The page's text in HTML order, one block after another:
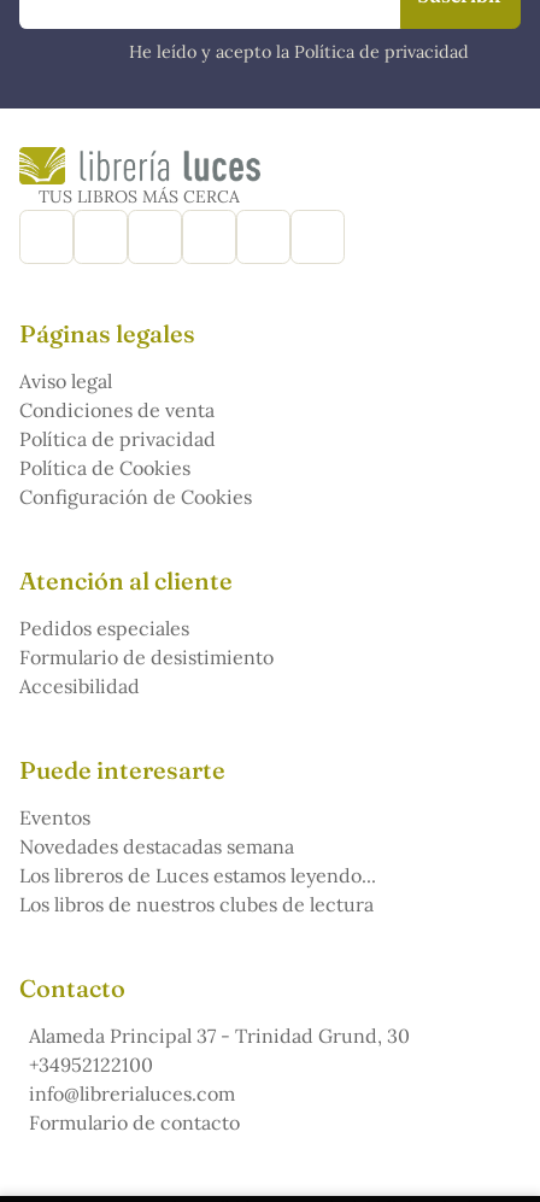
He leído y acepto la Política de privacidad
TUS LIBROS MÁS CERCA
Páginas legales
Aviso legal
Condiciones de venta
Política de privacidad
Política de Cookies
Configuración de Cookies
Atención al cliente
Pedidos especiales
Formulario de desistimiento
Accesibilidad
Puede interesarte
Eventos
Novedades destacadas semana
Los libreros de Luces estamos leyendo...
Los libros de nuestros clubes de lectura
Contacto
Alameda Principal 37 - Trinidad Grund, 30
+34952122100
info@librerialuces.com
Formulario de contacto